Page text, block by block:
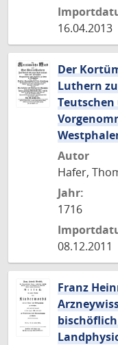
16.04.2013
Der
Luthern
Autor
Hafer,
Jahr:
1716
08.12.2011
Franz